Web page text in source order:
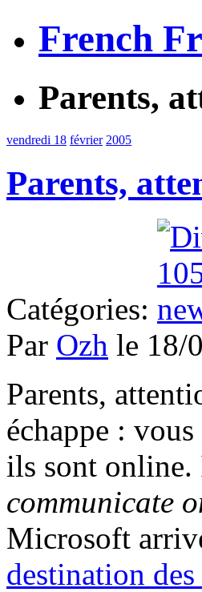
French
Parents,
vendredi 18 février 2005
Parents,
Catégories:
Par Ozh le 18/
Parents,
échappe :
ils sont
communicate
Microsoft
destination des